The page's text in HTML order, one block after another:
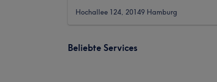
Hochallee 124, 20149 Hamburg
Beliebte Services